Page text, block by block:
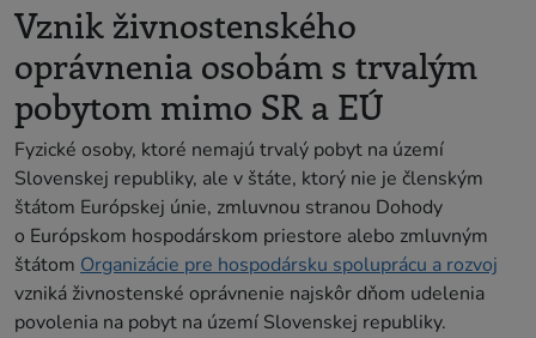
Vznik živnostenského
oprávnenia osobám s trvalým
pobytom mimo SR a EÚ
Fyzické osoby, ktoré nemajú trvalý pobyt na území
Slovenskej republiky, ale v štáte, ktorý nie je členským
štátom Európskej únie, zmluvnou stranou Dohody
o Európskom hospodárskom priestore alebo zmluvným
štátom Organizácie pre hospodársku spoluprácu a rozvoj
vzniká živnostenské oprávnenie najskôr dňom udelenia
povolenia na pobyt na území Slovenskej republiky.